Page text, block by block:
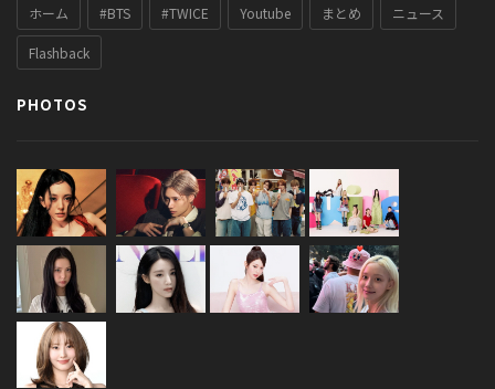
ホーム #BTS #TWICE Youtube まとめ ニュース
Flashback
PHOTOS